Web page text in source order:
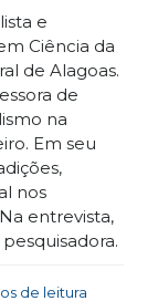
e
Ciência da
de Alagoas.
de
na
Em seu
nos
entrevista,
de leitura